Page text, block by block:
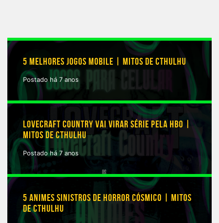
5 MELHORES JOGOS MOBILE | MITOS DE CTHULHU
Postado há 7 anos
LOVECRAFT COUNTRY VAI VIRAR SÉRIE PELA HBO |
MITOS DE CTHULHU
Postado há 7 anos
5 ANIMES SINISTROS DE HORROR CÓSMICO | MITOS
DE CTHULHU